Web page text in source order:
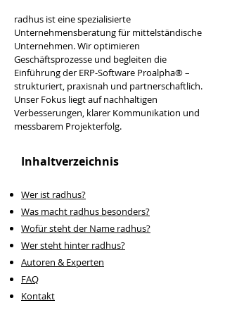
radhus ist eine spezialisierte
Unternehmensberatung für mittelständische
Unternehmen. Wir optimieren
Geschäftsprozesse und begleiten die
Einführung der ERP-Software Proalpha® –
strukturiert, praxisnah und partnerschaftlich.
Unser Fokus liegt auf nachhaltigen
Verbesserungen, klarer Kommunikation und
messbarem Projekterfolg.​
Inhaltverzeichnis
Wer ist radhus?
Was macht radhus besonders?
Wofür steht der Name radhus?
Wer steht hinter radhus?
Autoren & Experten
FAQ
Kontakt